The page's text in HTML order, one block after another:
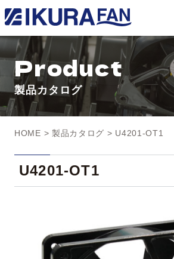
Product
製品カタログ
HOME > 製品カタログ > U4201-OT1
U4201-OT1